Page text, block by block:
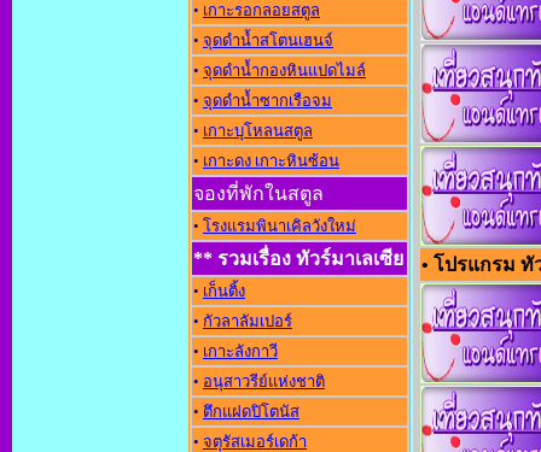
• เกาะรอกลอยสตูล
• จุดดำน้ำสโตนเฮนจ์
• จุดดำน้ำกองหินแปดไมล์
• จุดดำน้ำซากเรือจม
• เกาะบุโหลนสตูล
• เกาะดง เกาะหินซ้อน
จองที่พักในสตูล
• โรงแรมพินาเคิลวังใหม่
** รวมเรื่อง ทัวร์มาเลเซีย
• เก็นติ้ง
• กัวลาลัมเปอร์
• เกาะลังกาวี
• อนุสาวรีย์แห่งชาต
• ตึกแฝดปิโตนัส
• จตุรัสเมอร์เดก้า
• โปรแกรม ทั